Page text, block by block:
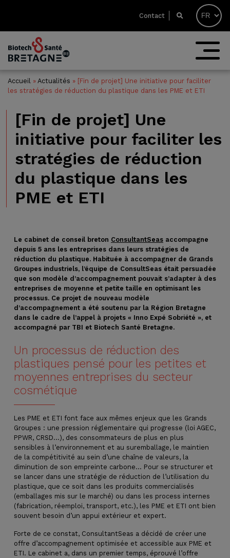
Contact
Accueil » Actualités » [Fin de projet] Une initiative pour faciliter
les stratégies de réduction du plastique dans les PME et ETI
[Fin de projet] Une
initiative pour faciliter les
stratégies de réduction
du plastique dans les
PME et ETI
Le cabinet de conseil breton ConsultantSeas accompagne
depuis 5 ans les entreprises dans leurs stratégies de
réduction du plastique. Habituée à accompagner de Grands
Groupes industriels, l’équipe de ConsultSeas était persuadée
que son modèle d’accompagnement pouvait s’adapter à des
entreprises de moyenne et petite taille en optimisant les
processus. Ce projet de nouveau modèle
d’accompagnement a été soutenu par la Région Bretagne
dans le cadre de l’appel à projets « Inno Expé Sobriété », et
accompagné par TBI et Biotech Santé Bretagne.
Un processus de réduction des
plastiques pensé pour les petites et
moyennes entreprises du secteur
cosmétique
Les PME et ETI font face aux mêmes enjeux que les Grands
Groupes : une pression réglementaire qui progresse (loi AGEC,
PPWR, CRSD…), des consommateurs de plus en plus
sensibles à l’environnement et au suremballage, le maintien
de la compétitivité au sein d’une chaîne de valeurs, la
diminution de son empreinte carbone… Pour se structurer et
se lancer dans une stratégie de réduction de l’utilisation du
plastique, que ce soit dans les produits commercialisés
(emballages mis sur le marché) ou dans les process internes
(fabrication, réemploi, transport, etc.), les PME et ETI ont bien
souvent besoin d’un appui extérieur et expert.
Forte de ce constat, ConsultantSeas a décidé de créer une
offre d’accompagnement optimisée et accessible aux PME et
ETI. Le cabinet a, dans un premier temps, éprouvé l’offre